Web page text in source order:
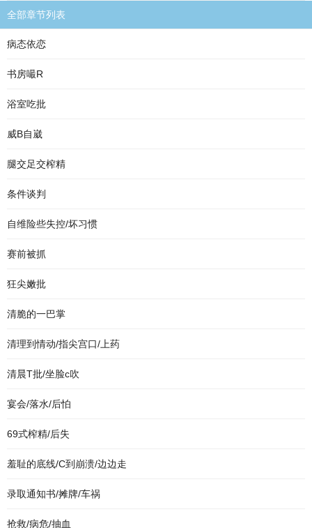
全部章节列表
病态依恋
书房嘬R
浴室吃批
威B自崴
腿交足交榨精
条件谈判
自维险些失控/坏习惯
赛前被抓
狂尖嫩批
清脆的一巴掌
清理到情动/指尖宫口/上药
清晨T批/坐脸c吹
宴会/落水/后怕
69式榨精/后失
羞耻的底线/C到崩溃/边边走
录取通知书/摊牌/车祸
抢救/病危/抽血